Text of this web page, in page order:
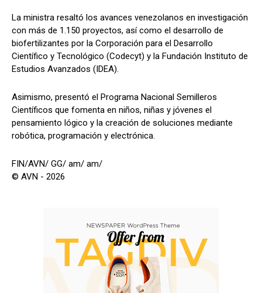
La ministra resaltó los avances venezolanos en investigación
con más de 1.150 proyectos, así como el desarrollo de
biofertilizantes por la Corporación para el Desarrollo
Científico y Tecnológico (Codecyt) y la Fundación Instituto de
Estudios Avanzados (IDEA).
Asimismo, presentó el Programa Nacional Semilleros
Científicos que fomenta en niños, niñas y jóvenes el
pensamiento lógico y la creación de soluciones mediante
robótica, programación y electrónica.
FIN/AVN/ GG/ am/ am/
© AVN - 2026